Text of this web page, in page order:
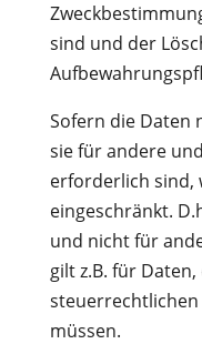
sind und der
Sofern die Daten
sie für andere
erforderlich sind,
eingeschränkt.
und nicht für
gilt z.B. für
müssen.